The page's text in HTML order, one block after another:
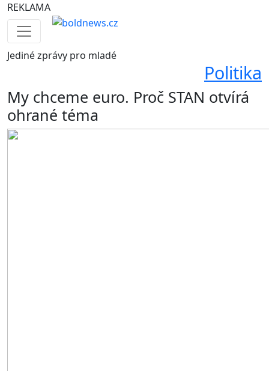
REKLAMA
Jedinézprávy pro mladé
Politika
My chceme euro. Proč STAN otvírá
ohrané téma